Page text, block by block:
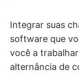
Integrar suas
software que
você a
alternância de